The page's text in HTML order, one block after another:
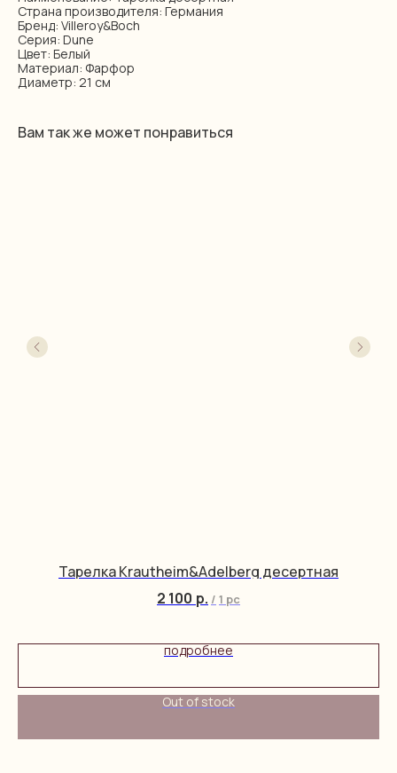
Страна производителя: Германия
Бренд: Villeroy&Boch
Серия: Dune
Цвет: Белый
Материал: Фарфор
Диаметр: 21 см
Вам так же может понравиться
Тарелка Krautheim&Adelberg десертная
2 100 р. / 1 pc
подробнее
Out of stock